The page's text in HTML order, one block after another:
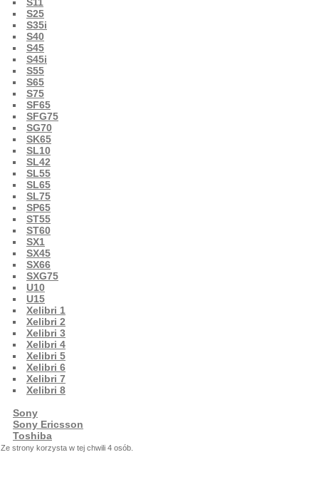
S25
S35i
S40
S45
S45i
S55
S65
S75
SF65
SFG75
SG70
SK65
SL10
SL42
SL55
SL65
SL75
SP65
ST55
ST60
SX1
SX45
SX66
SXG75
U10
U15
Xelibri 1
Xelibri 2
Xelibri 3
Xelibri 4
Xelibri 5
Xelibri 6
Xelibri 7
Xelibri 8
Sony
Sony Ericsson
Toshiba
Ze strony korzysta w tej chwili 4 osób.